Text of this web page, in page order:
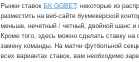
Рынки ставок БК GGBET: некоторые из
разместить на веб-сайте букмекерской
меньше, нечетный / четный, двойной шанс и
Кроме того, здесь можно сделать ставку
замену команды. На матчи футбольной
всех вариантах ставок, вам необходимо